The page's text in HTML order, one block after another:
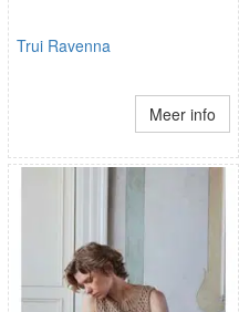
Trui Ravenna
Meer info